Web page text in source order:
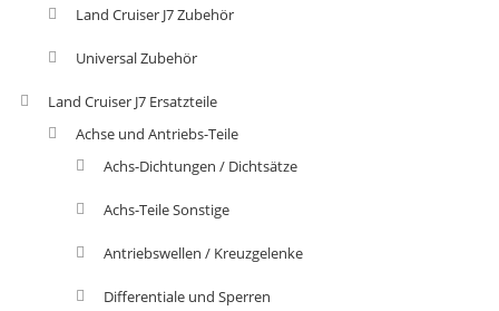
Land Cruiser J7 Zubehör
Universal Zubehör
Land Cruiser J7 Ersatzteile
Achse und Antriebs-Teile
Achs-Dichtungen / Dichtsätze
Achs-Teile Sonstige
Antriebswellen / Kreuzgelenke
Differentiale und Sperren